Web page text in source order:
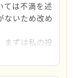
この世から
人がいなくな
たなと思った
ったりして喧
した。これ
泣くとかを通
になるくら
くせに離婚と
ては不満を述
ないため改め
まずは私の投
いです。
話してほし